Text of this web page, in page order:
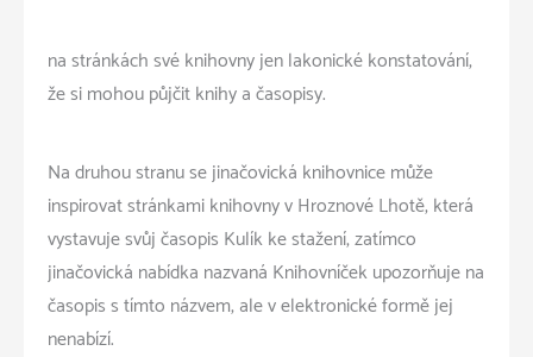
na stránkách své knihovny jen lakonické konstatování,
že si mohou půjčit knihy a časopisy.
Na druhou stranu se jinačovická knihovnice může
inspirovat stránkami knihovny v Hroznové Lhotě, která
vystavuje svůj časopis Kulík ke stažení, zatímco
jinačovická nabídka nazvaná Knihovníček upozorňuje na
časopis s tímto názvem, ale v elektronické formě jej
nenabízí.